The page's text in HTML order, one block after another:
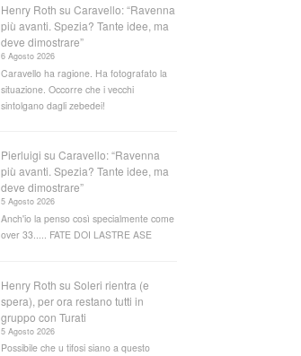
Henry Roth suCaravello: “Ravenna
più avanti. Spezia? Tante idee, ma
deve dimostrare”
6 Agosto 2026
Caravello ha ragione. Ha fotografato la
situazione. Occorre che i vecchi
sintolgano dagli zebedei!
Pierluigi suCaravello: “Ravenna
più avanti. Spezia? Tante idee, ma
deve dimostrare”
5 Agosto 2026
Anch'io la penso così specialmente come
over 33..... FATE DOI LASTRE ASE
Henry Roth suSoleri rientra (e
spera), per ora restano tutti in
gruppo con Turati
5 Agosto 2026
Possibile che u tifosi siano a questo